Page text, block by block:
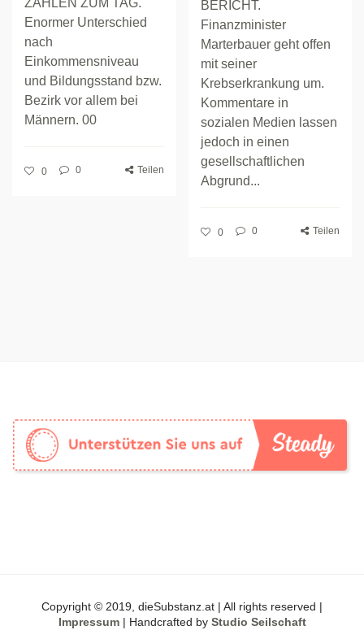
ZAHLEN ZUM TAG.
Enormer Unterschied
nach
Einkommensniveau
und Bildungsstand bzw.
Bezirk vor allem bei
Männern. 00
0 0 Teilen
BERICHT.
Finanzminister
Marterbauer geht offen
mit seiner
Krebserkrankung um.
Kommentare in
sozialen Medien lassen
jedoch in einen
gesellschaftlichen
Abgrund...
0 0 Teilen
Copyright © 2019, dieSubstanz.at | All rights reserved |
Impressum| Handcrafted by Studio Seilschaft